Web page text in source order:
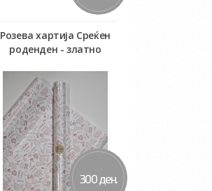
Розева хартија Среќен
роденден - златно
Во кошничка
300 ден.